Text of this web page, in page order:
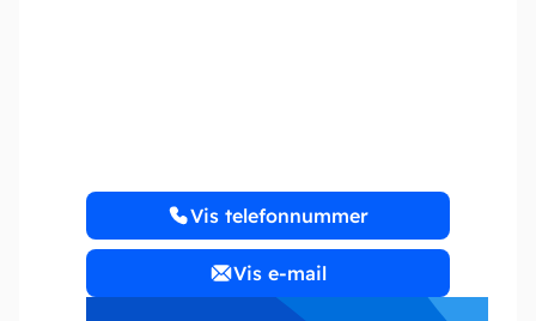
Vis telefonnummer
Vis e-mail